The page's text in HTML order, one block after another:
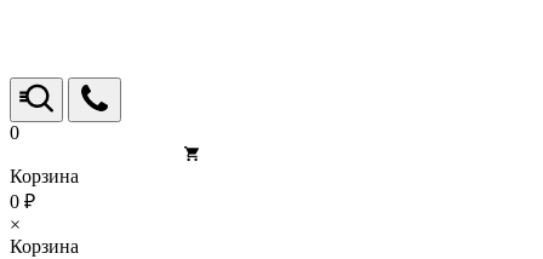
0
Корзина
0 ₽
×
Корзина